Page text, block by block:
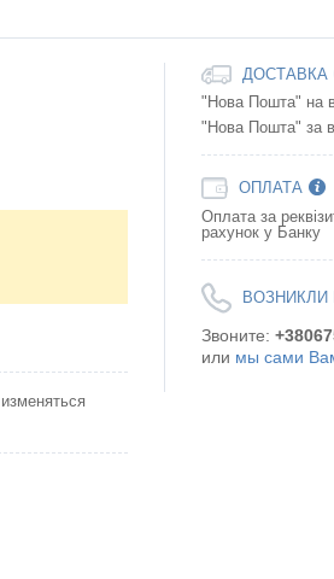
ДОСТАВКА
"Нова Пошта" на
"Нова Пошта" за
ОПЛАТА
Оплата за
рахунок у Банку
Звоните:
или мы сами